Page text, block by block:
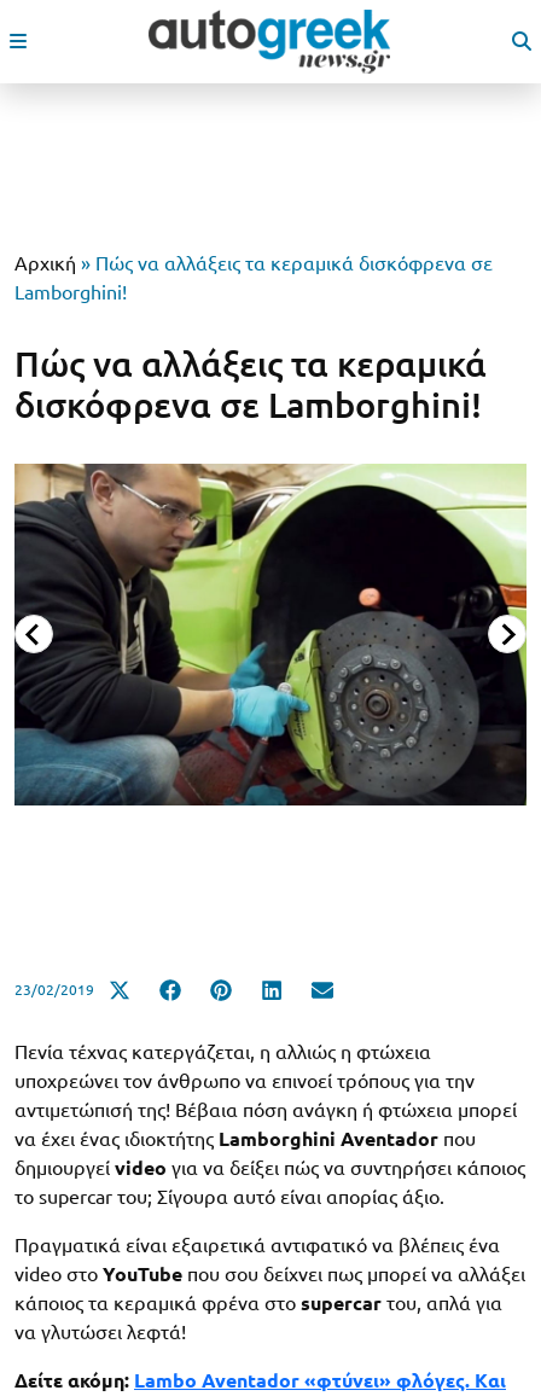
Αρχική » Πώς να αλλάξεις τα κεραμικά δισκόφρενα σε
Lamborghini!
Πώς να αλλάξεις τα κεραμικά
δισκόφρενα σε Lamborghini!
23/02/2019
Πενία τέχνας κατεργάζεται, η αλλιώς η φτώχεια
υποχρεώνει τον άνθρωπο να επινοεί τρόπους για την
αντιμετώπισή της! Βέβαια πόση ανάγκη ή φτώχεια μπορεί
να έχει ένας ιδιοκτήτης Lamborghini Aventador που
δημιουργεί video για να δείξει πώς να συντηρήσει κάποιος
το supercar του; Σίγουρα αυτό είναι απορίας άξιο.
Πραγματικά είναι εξαιρετικά αντιφατικό να βλέπεις ένα
video στο YouTube που σου δείχνει πως μπορεί να αλλάξει
κάποιος τα κεραμικά φρένα στο supercar του, απλά για
να γλυτώσει λεφτά!
Δείτε ακόμη: Lambo Aventador «φτύνει» φλόγες. Kαι